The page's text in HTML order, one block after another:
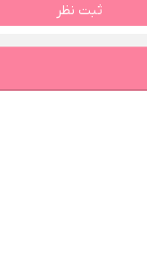
ثبت نظر